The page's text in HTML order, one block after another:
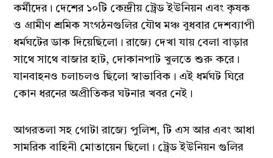
কর্মীদের। দেশের ১০টি কেন্দ্রীয় ট্রেড ইউনিয়ন এবং কৃষক
ও গ্রামীণ শ্রমিক সংগঠনগুলির যৌথ মঞ্চ বুধবার দেশব্যাপী
ধর্মঘটের ডাক দিয়েছিলো। রাজ্যে দেখা যায় বেলা বাড়ার
সাথে সাথে বাজার হাট, দোকানপাট খুলতে শুরু করে।
যানবাহনও চলাচলও ছিলো স্বাভাবিক। এই ধর্মঘট ঘিরে
কোন ধরনের অপ্রীতিকর ঘটনার খবর নেই।
আগরতলা সহ গোটা রাজ্যে পুলিশ, টি এস আর এবং আধা
সামরিক বাহিনী মোতায়েন ছিলো। ট্রেড ইউনিয়ন গুলির